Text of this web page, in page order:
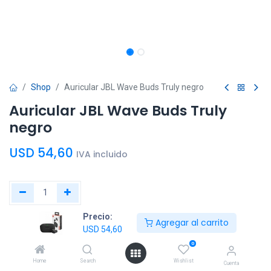
Precio:
USD 54,60
Agregar al carrito
Home Search
0
Wishlist Cuenta
Shop Auricular JBL Wave Buds Truly negro
Auricular JBL Wave Buds Truly
negro
USD 54,60 IVA incluido
Agregar al
carrito
Comprar
ahora
Agregar a la lista de deseos